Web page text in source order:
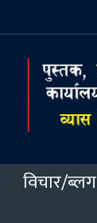
विचार/ब्लग